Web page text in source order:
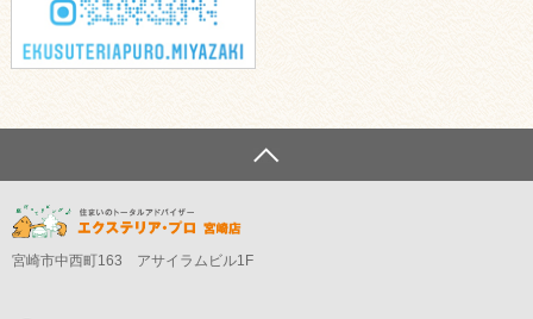
宮崎市中西町163 アサイラムビル1F